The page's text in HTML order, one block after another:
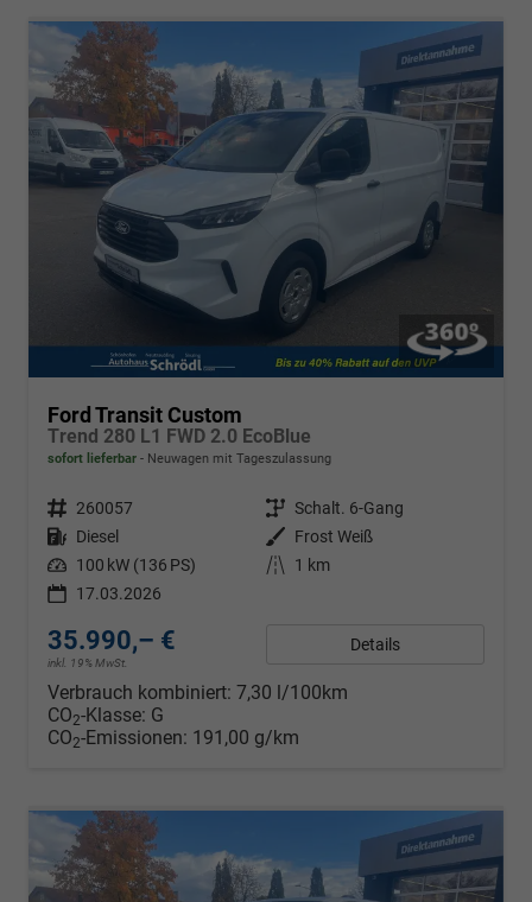
Ford Transit Custom
Trend 280 L1 FWD 2.0 EcoBlue
sofort lieferbar Neuwagen mit Tageszulassung
Fahrzeugnr. 260057 Getriebe Schalt. 6-Gang
Kraftstoff Diesel Außenfarbe Frost Weiß
Leistung 100 kW (136 PS) Kilometerstand
1 km
17.03.2026
35.990,– €
inkl. 19% MwSt.
Details
Verbrauch kombiniert: 7,30 l/100km
CO2-Klasse: G
CO2-Emissionen: 191,00 g/km